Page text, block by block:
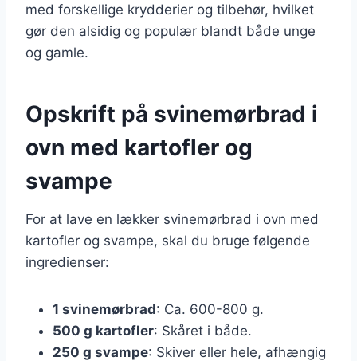
med forskellige krydderier og tilbehør, hvilket
gør den alsidig og populær blandt både unge
og gamle.
Opskrift på svinemørbrad i
ovn med kartofler og
svampe
For at lave en lækker svinemørbrad i ovn med
kartofler og svampe, skal du bruge følgende
ingredienser:
1 svinemørbrad: Ca. 600-800 g.
500 g kartofler: Skåret i både.
250 g svampe: Skiver eller hele, afhængig